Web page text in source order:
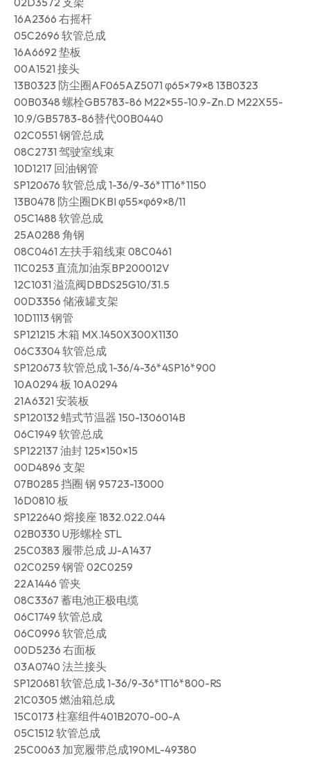
16A2366 右摇杆
05C2696 软管总成
16A6692 垫板
00A1521 接头
13B0323 防尘圈AF065AZ5071 φ65×79×8 13B0323
00B0348 螺栓GB5783-86 M22×55-10.9-Zn.D M22X55-
10.9/GB5783-86替代00B0440
02C0551 钢管总成
08C2731 驾驶室线束
10D1217 回油钢管
SP120676 软管总成 1-36/9-36*1T16*1150
13B0478 防尘圈DKBI φ55×φ69×8/11
05C1488 软管总成
25A0288 角钢
08C0461 左扶手箱线束 08C0461
11C0253 直流加油泵BP200012V
12C1031 溢流阀DBDS25G10/31.5
00D3356 储液罐支架
10D1113 钢管
SP121215 木箱 MX.1450X300X1130
06C3304 软管总成
SP120673 软管总成 1-36/4-36*4SP16*900
10A0294 板 10A0294
21A6321 安装板
SP120132 蜡式节温器 150-1306014B
06C1949 软管总成
SP122137 油封 125×150×15
00D4896 支架
07B0285 挡圈 钢 95723-13000
16D0810 板
SP122640 熔接座 1832.022.044
02B0330 U形螺栓 STL
25C0383 履带总成 JJ-A1437
02C0259 钢管 02C0259
22A1446 管夹
08C3367 蓄电池正极电缆
06C1749 软管总成
06C0996 软管总成
00D5236 右面板
03A0740 法兰接头
SP120681 软管总成 1-36/9-36*1T16*800-RS
21C0305 燃油箱总成
15C0173 柱塞组件401B2070-00-A
05C1512 软管总成
25C0063 加宽履带总成190ML-49380